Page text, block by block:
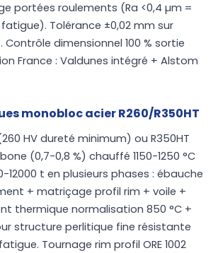
portées roulements (Ra <0,4 µm =
Tolérance ±0,02 mm sur
dimensionnel 100 % sortie
France : Valdunes intégré + Alstom
monobloc acier R260/R350HT
HV dureté minimum) ou R350HT
(0,7-0,8 %) chauffé 1150-1250 °C
t en plusieurs phases : ébauche
+ matriçage profil rim + voile +
thermique normalisation 850 °C +
structure perlitique fine résistante
Tournage rim profil ORE 1002